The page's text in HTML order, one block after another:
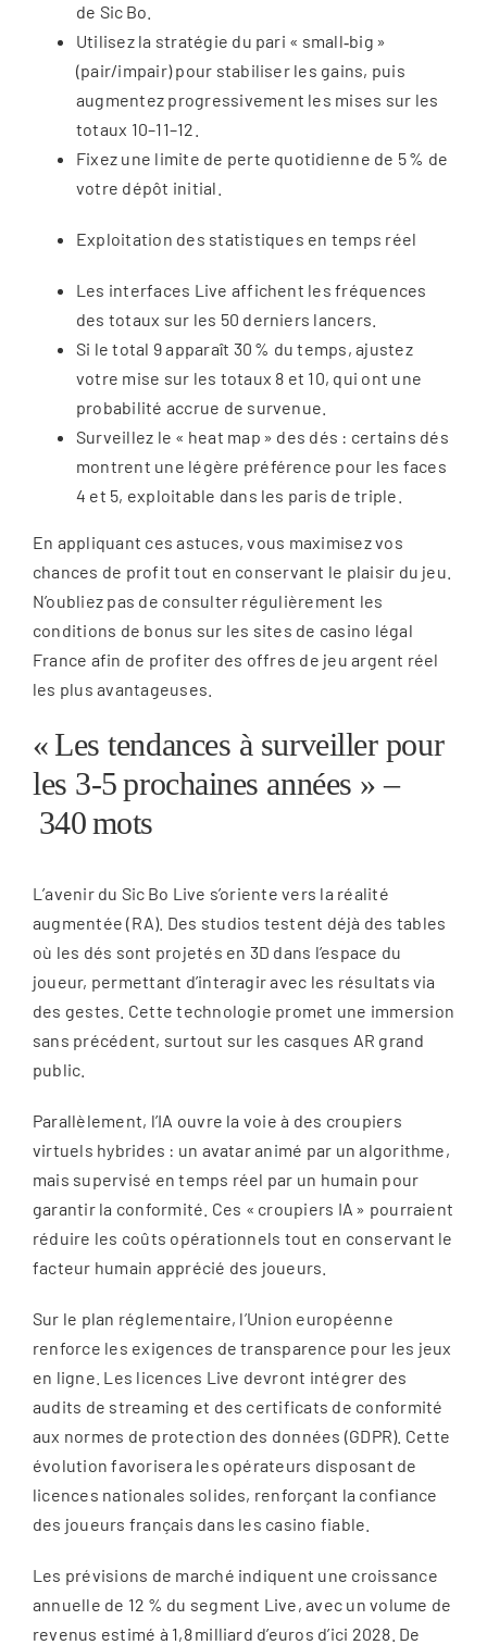
de Sic Bo.
Utilisez la stratégie du pari « small‑big »
(pair/impair) pour stabiliser les gains, puis
augmentez progressivement les mises sur les
totaux 10–11–12.
Fixez une limite de perte quotidienne de 5 % de
votre dépôt initial.
Exploitation des statistiques en temps réel
Les interfaces Live affichent les fréquences
des totaux sur les 50 derniers lancers.
Si le total 9 apparaît 30 % du temps, ajustez
votre mise sur les totaux 8 et 10, qui ont une
probabilité accrue de survenue.
Surveillez le « heat map » des dés : certains dés
montrent une légère préférence pour les faces
4 et 5, exploitable dans les paris de triple.
En appliquant ces astuces, vous maximisez vos
chances de profit tout en conservant le plaisir du jeu.
N’oubliez pas de consulter régulièrement les
conditions de bonus sur les sites de casino légal
France afin de profiter des offres de jeu argent réel
les plus avantageuses.
« Les tendances à surveiller pour
les 3‑5 prochaines années » –
340 mots
L’avenir du Sic Bo Live s’oriente vers la réalité
augmentée (RA). Des studios testent déjà des tables
où les dés sont projetés en 3D dans l’espace du
joueur, permettant d’interagir avec les résultats via
des gestes. Cette technologie promet une immersion
sans précédent, surtout sur les casques AR grand
public.
Parallèlement, l’IA ouvre la voie à des croupiers
virtuels hybrides : un avatar animé par un algorithme,
mais supervisé en temps réel par un humain pour
garantir la conformité. Ces « croupiers IA » pourraient
réduire les coûts opérationnels tout en conservant le
facteur humain apprécié des joueurs.
Sur le plan réglementaire, l’Union européenne
renforce les exigences de transparence pour les jeux
en ligne. Les licences Live devront intégrer des
audits de streaming et des certificats de conformité
aux normes de protection des données (GDPR). Cette
évolution favorisera les opérateurs disposant de
licences nationales solides, renforçant la confiance
des joueurs français dans les casino fiable.
Les prévisions de marché indiquent une croissance
annuelle de 12 % du segment Live, avec un volume de
revenus estimé à 1,8 milliard d’euros d’ici 2028. De